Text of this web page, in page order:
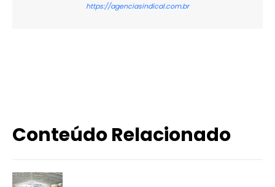
https://agenciasindical.com.br
Conteúdo Relacionado